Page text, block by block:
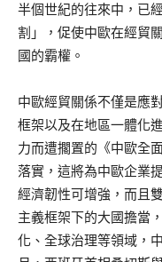
半個世紀的往來中，已
割」，促使中歐在經貿
國的霸權。
中歐經貿關係不僅是應
框架以及在地區一體化
力而遭擱置的《中歐全
落實，這將為中歐企業
經濟韌性可增強，而且
主義框架下的大國擔當
化、全球治理等領域，